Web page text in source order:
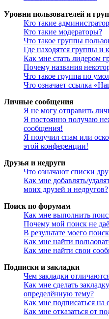
Уровни пользователей и
Кто такие
Кто такие модераторы?
Что такое группы
Где находятся группы и
Как мне стать лидером
Почему названия
Что такое группа по
Что означает ссылка
Личные сообщения
Я не могу отправить
Я постоянно получаю
сообщения!
Я получил спам или
этой конференции!
Друзья и недруги
Что означают списки
Как мне добавлять/
моих друзей и недругов?
Поиск по форумам
Как мне выполнить
Почему мой поиск не
В результате моего
Как мне найти
Как мне найти свои
Подписки и закладки
Чем закладки
Как мне сделать
определённую тему?
Как мне подписаться
Как мне отказаться от